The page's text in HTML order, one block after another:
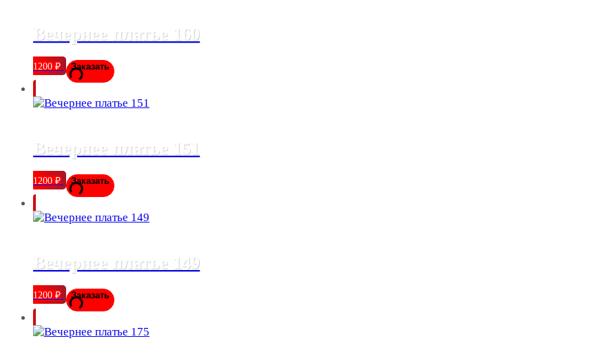
Вечернее платье 160
1200 ₽ Заказать
Вечернее платье 151
1200 ₽ Заказать
Вечернее платье 149
1200 ₽ Заказать